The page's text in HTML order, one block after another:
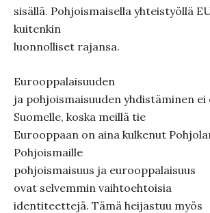
sisällä. Pohjoismaisella yhteistyöllä
kuitenkin
luonnolliset rajansa.
Eurooppalaisuuden
ja pohjoismaisuuden yhdistäminen ei
Suomelle, koska meillä tie
Eurooppaan on aina kulkenut
Pohjoismaille
pohjoismaisuus ja eurooppalaisuus
ovat selvemmin vaihtoehtoisia
identiteettejä. Tämä heijastuu myös